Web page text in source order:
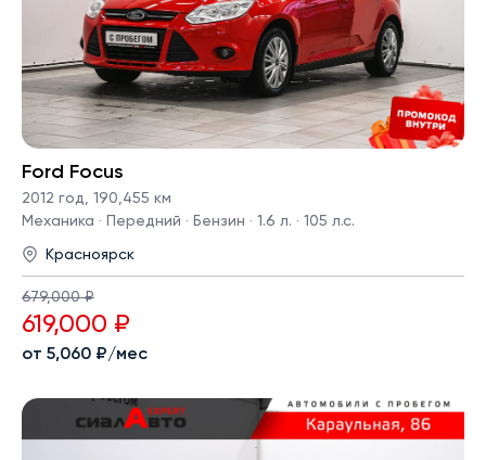
Ford Focus
2012 год, 190,455 км
Механика · Передний · Бензин · 1.6 л. · 105 л.с.
Красноярск
679,000 ₽
619,000 ₽
от 5,060 ₽/мес